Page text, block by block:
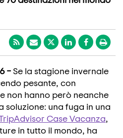
– Se la stagione invernale
pesante, con
non hanno però neanche
soluzione: una fuga in una
Case Vacanza,
in tutto il mondo, ha